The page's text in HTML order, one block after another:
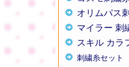
オリムパス
マイラー 刺
スキル カラ
刺繍糸セット